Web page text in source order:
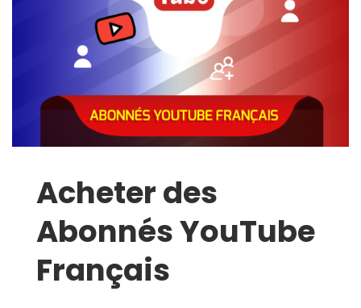
Acheter des
Abonnés YouTube
Français